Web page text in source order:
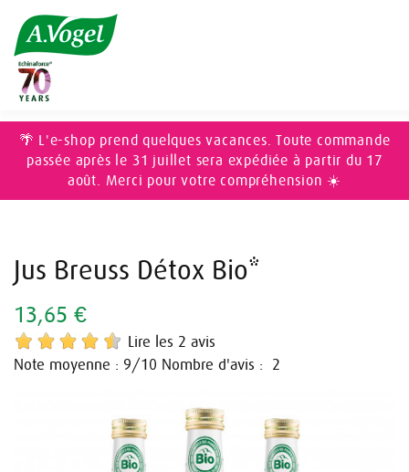
Accueil
🌴 L'e-shop prend quelques vacances. Toute commande
passée après le 31 juillet sera expédiée à partir du 17
août. Merci pour votre compréhension ☀️
Jus Breuss Détox Bio*
13,65 €
Lire les 2 avis
Note moyenne : 9/10 Nombre d'avis : 2